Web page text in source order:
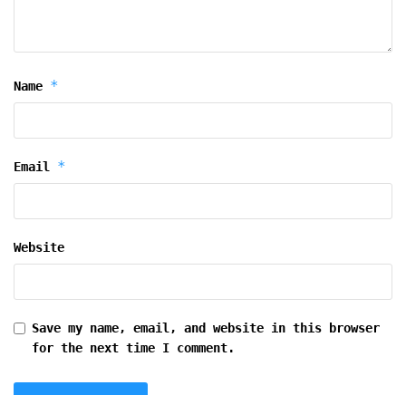
Name *
Email *
Website
Save my name, email, and website in this browser
for the next time I comment.